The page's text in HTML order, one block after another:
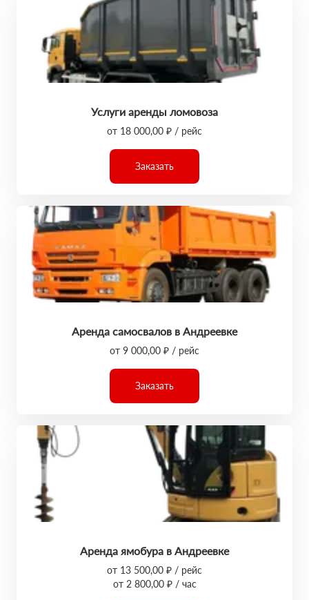
Услуги аренды ломовоза
от 18 000,00 ₽ / рейс
Заказать
Аренда самосвалов в Андреевке
от 9 000,00 ₽ / рейс
Заказать
Аренда ямобура в Андреевке
от 13 500,00 ₽ / рейс
от 2 800,00 ₽ / час